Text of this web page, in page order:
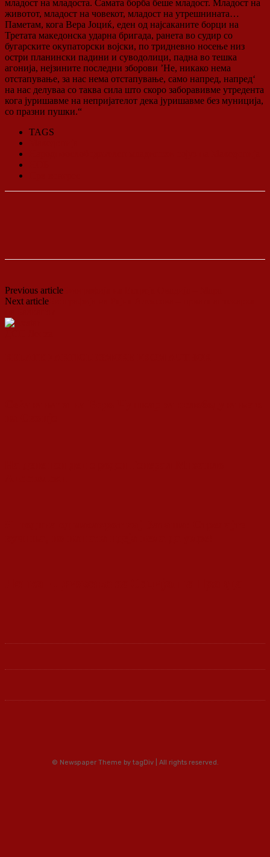
младост на младоста. Самата борба беше младост. Младост на
животот, младост на човекот, младост на утрешнината…
Паметам, кога Вера Јоциќ, еден од најсаканите борци на
Третата македонска ударна бригада, ранета во судир со
бугарските окупаторски војски, по тридневно носење низ
остри планински падини и суводолици, падна во тешка
агонија, нејзините последни зборови ’Не, никако нема
отстапување, за нас нема отстапување, само напред, напред‘
на нас делуваа со таква сила што скоро заборавивме утредента
кога јуришавме на непријателот дека јуришавме без муниција,
со празни пушки.“
TAGS
Previous article
Next article
© Newspaper Theme by tagDiv | All rights reserved.